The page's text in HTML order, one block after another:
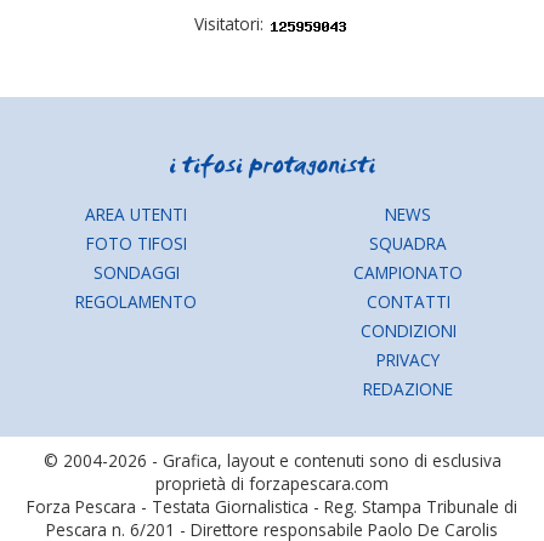
Visitatori:
AREA UTENTI
FOTO TIFOSI
SONDAGGI
REGOLAMENTO
NEWS
SQUADRA
CAMPIONATO
CONTATTI
CONDIZIONI
PRIVACY
REDAZIONE
© 2004-2026 - Grafica, layout e contenuti sono di esclusiva
proprietà di forzapescara.com
Forza Pescara - Testata Giornalistica - Reg. Stampa Tribunale di
Pescara n. 6/201 - Direttore responsabile Paolo De Carolis